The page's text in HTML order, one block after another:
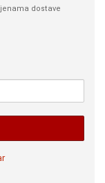
dostave